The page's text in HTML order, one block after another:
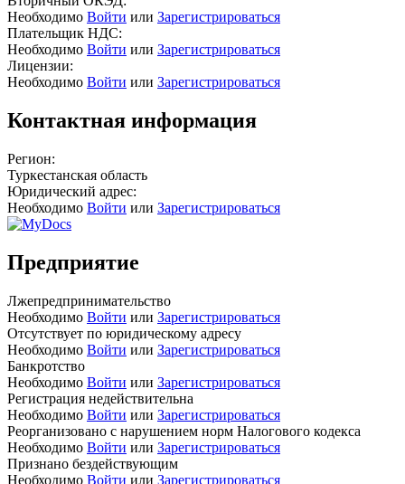
Необходимо Войти или Зарегистрироваться
Плательщик НДС:
Необходимо Войти или Зарегистрироваться
Лицензии:
Необходимо Войти или Зарегистрироваться
Контактная информация
Регион:
Туркестанская область
Юридический адрес:
Необходимо Войти или Зарегистрироваться
Предприятие
Лжепредпринимательство
Необходимо Войти или Зарегистрироваться
Отсутствует по юридическому адресу
Необходимо Войти или Зарегистрироваться
Банкротство
Необходимо Войти или Зарегистрироваться
Регистрация недействительна
Необходимо Войти или Зарегистрироваться
Реорганизовано с нарушением норм Налогового кодекса
Необходимо Войти или Зарегистрироваться
Признано бездействующим
Необходимо Войти или Зарегистрироваться